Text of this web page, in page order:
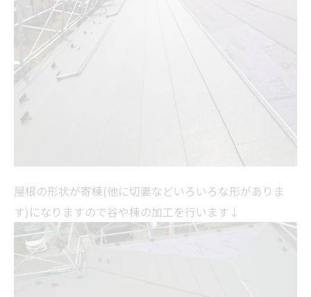
屋根の形状が寄棟(他に切妻などいろいろな形がありま
す)になりますので谷や棟の加工を行います↓